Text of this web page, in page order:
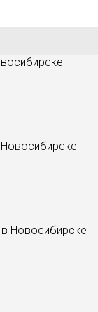
в Новосибирске